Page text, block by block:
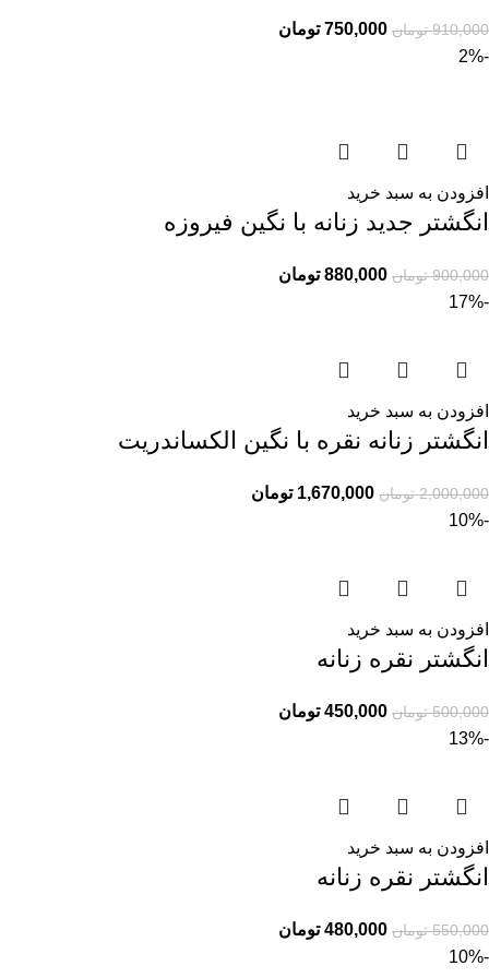
910,000 تومان 750,000 تومان
-2%
افزودن به سبد خرید
انگشتر جدید زنانه با نگین فیروزه
900,000 تومان 880,000 تومان
-17%
افزودن به سبد خرید
انگشتر زنانه نقره با نگین الکساندریت
2,000,000 تومان 1,670,000 تومان
-10%
افزودن به سبد خرید
انگشتر نقره زنانه
500,000 تومان 450,000 تومان
-13%
افزودن به سبد خرید
انگشتر نقره زنانه
550,000 تومان 480,000 تومان
-10%